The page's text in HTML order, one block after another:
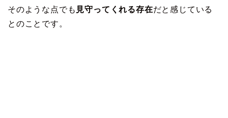
そのような点でも 見守ってくれる存在だと感じている
とのことです。